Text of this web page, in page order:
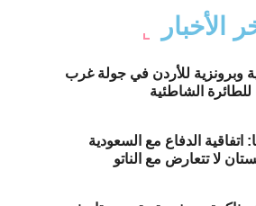
الأخبار
وبرونزية للأردن في جولة غرب
للطائرة الشاطئية
اتفاقية الدفاع مع السعودية
لا تتعارض مع الناتو